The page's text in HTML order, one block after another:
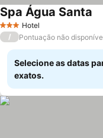
3 EstrelasHotel
Spa Água Santa
/ Pontuação não
Selecione as datas
exatos.